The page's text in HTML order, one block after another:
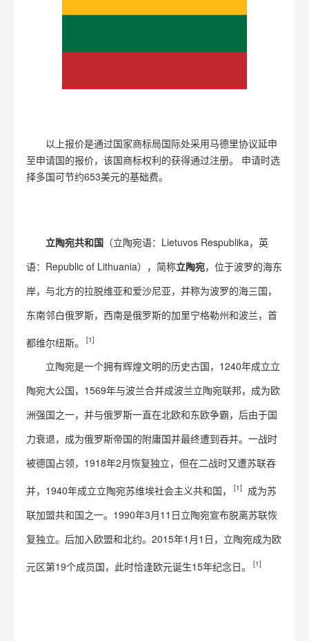
以上报价是通过国家商标局国际处采用马德里协议延申
至申请国的报价，该国商标权利的获得通过注册。 申请时选
择多国可节约653美元的基础费。
立陶宛共和国（立陶宛语：Lietuvos Respublika，英
语：Republic of Lithuania），简称立陶宛，位于波罗的海东
岸，与北方的拉脱维亚和爱沙尼亚，并称为波罗的海三国，
东南邻白俄罗斯，西南是俄罗斯的加里宁格勒州和波兰，首
都维尔纽斯。
[1]
立陶宛是一个拥有辉煌文明的历史古国，1240年成立立
陶宛大公国，1569年与波兰合并成波兰立陶宛联邦，成为欧
洲强国之一，并与俄罗斯一直在北欧和东欧争霸，后由于国
力衰退，成为俄罗斯帝国的附庸国并最终遭到吞并。一战时
被德国占领，1918年2月恢复独立，但在二战时又遭苏联吞
并，1940年成立立陶宛苏维埃社会主义共和国，
[1]
成为苏
联加盟共和国之一。1990年3月11日立陶宛宣布脱离苏联恢
复独立。后加入欧盟和北约。2015年1月1日，立陶宛成为欧
元区第19个成员国，此时恰逢欧元诞生15年纪念日。
[1]